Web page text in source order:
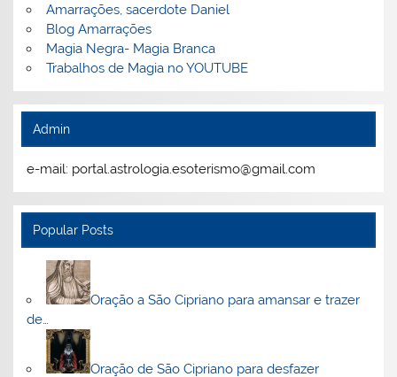
Amarrações, sacerdote Daniel
Blog Amarrações
Magia Negra- Magia Branca
Trabalhos de Magia no YOUTUBE
Admin
e-mail: portal.astrologia.esoterismo@gmail.com
Popular Posts
Oração a São Cipriano para amansar e trazer
de…
Oração de São Cipriano para desfazer